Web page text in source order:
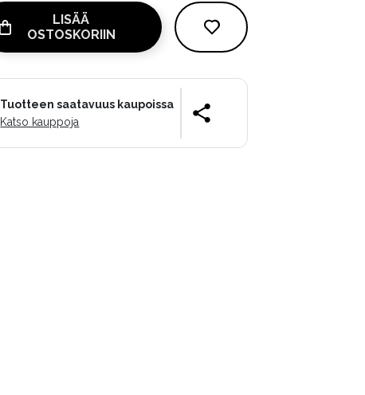
LISÄÄ
OSTOSKORIIN
Tuotteen saatavuus kaupoissa
Katso kauppoja